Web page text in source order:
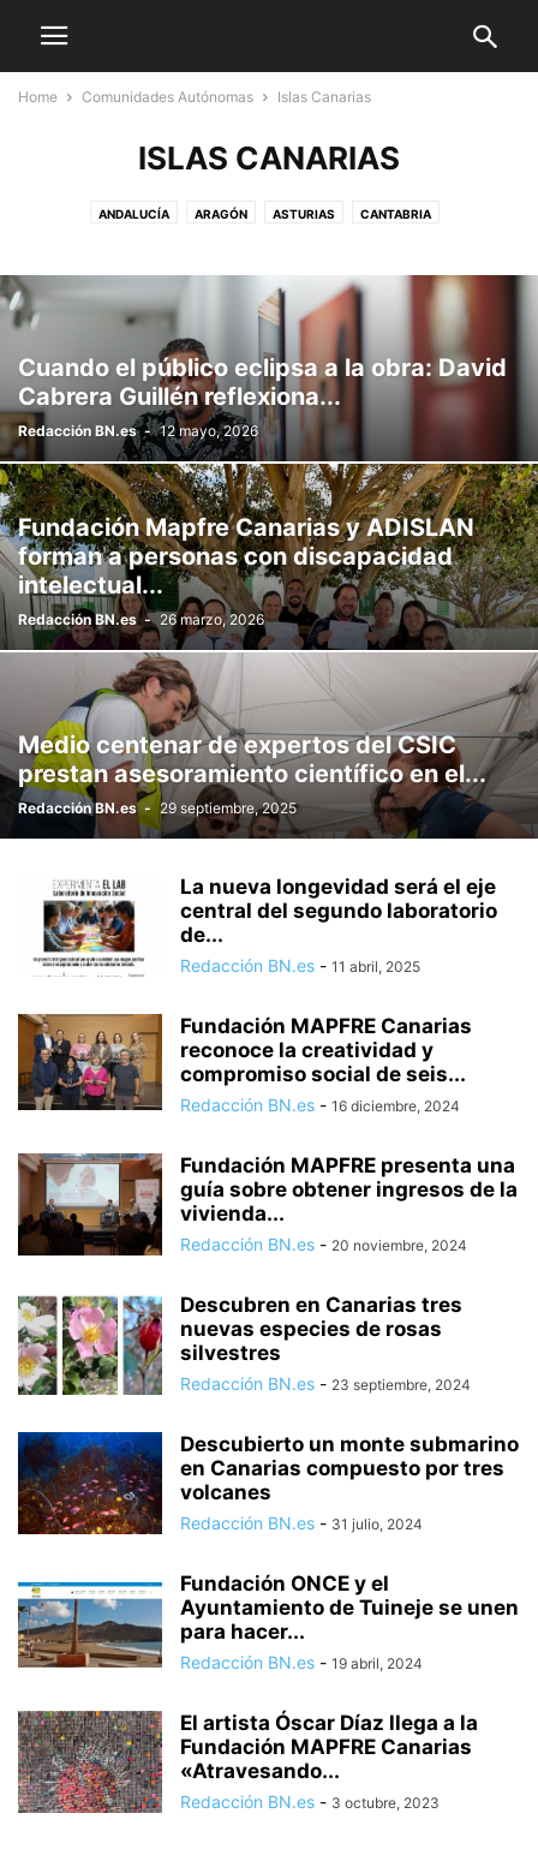
Home Comunidades Autónomas Islas Canarias
ISLAS CANARIAS
ANDALUCÍA ARAGÓN ASTURIAS CANTABRIA
CEUTA Y MELILLA EXTREMADURA GALICIA ISLAS BALEARES
ISLAS CANARIAS MADRID
PAÍS VASCO VALENCIA
Cuando el público eclipsa a la obra: David
Cabrera Guillén reflexiona...
Redacción BN.es - 12 mayo, 2026
Fundación Mapfre Canarias y ADISLAN
forman a personas con discapacidad
intelectual...
Redacción BN.es - 26 marzo, 2026
Medio centenar de expertos del CSIC
prestan asesoramiento científico en el...
Redacción BN.es - 29 septiembre, 2025
La nueva longevidad será el eje
central del segundo laboratorio
de...
Redacción BN.es - 11 abril, 2025
Fundación MAPFRE Canarias
reconoce la creatividad y
compromiso social de seis...
Redacción BN.es - 16 diciembre, 2024
Fundación MAPFRE presenta una
guía sobre obtener ingresos de la
vivienda...
Redacción BN.es - 20 noviembre, 2024
Descubren en Canarias tres
nuevas especies de rosas
silvestres
Redacción BN.es - 23 septiembre, 2024
Descubierto un monte submarino
en Canarias compuesto por tres
volcanes
Redacción BN.es - 31 julio, 2024
Fundación ONCE y el
Ayuntamiento de Tuineje se unen
para hacer...
Redacción BN.es - 19 abril, 2024
El artista Óscar Díaz llega a la
Fundación MAPFRE Canarias
«Atravesando...
Redacción BN.es - 3 octubre, 2023